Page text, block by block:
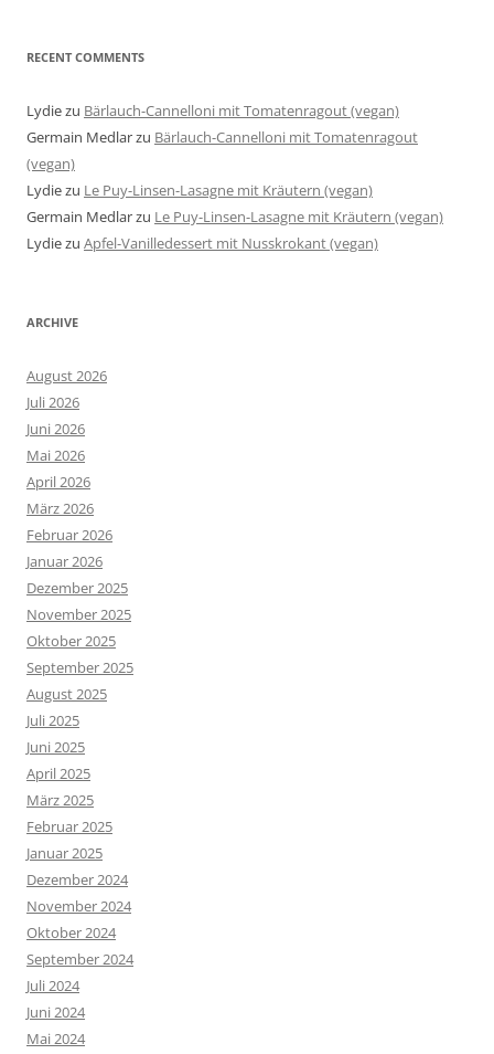
RECENT COMMENTS
Lydiezu Bärlauch-Cannelloni mit Tomatenragout (vegan)
Germain Medlarzu Bärlauch-Cannelloni mit Tomatenragout
(vegan)
Lydiezu Le Puy-Linsen-Lasagne mit Kräutern (vegan)
Germain Medlarzu Le Puy-Linsen-Lasagne mit Kräutern (vegan)
Lydiezu Apfel-Vanilledessert mit Nusskrokant (vegan)
ARCHIVE
August 2026
Juli 2026
Juni 2026
Mai 2026
April 2026
März 2026
Februar 2026
Januar 2026
Dezember 2025
November 2025
Oktober 2025
September 2025
August 2025
Juli 2025
Juni 2025
April 2025
März 2025
Februar 2025
Januar 2025
Dezember 2024
November 2024
Oktober 2024
September 2024
Juli 2024
Juni 2024
Mai 2024